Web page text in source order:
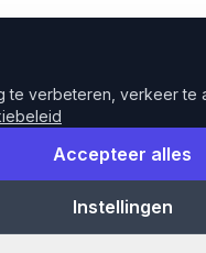
te verbeteren, verkeer te
Accepteer alles
Instellingen